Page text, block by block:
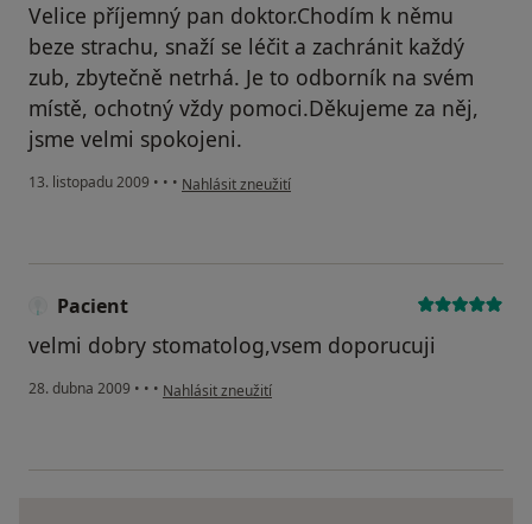
Velice příjemný pan doktor.Chodím k němu
beze strachu, snaží se léčit a zachránit každý
zub, zbytečně netrhá. Je to odborník na svém
místě, ochotný vždy pomoci.Děkujeme za něj,
jsme velmi spokojeni.
13. listopadu 2009 • • • podle názoru uživatele Pacient
Nahlásit zneužití
Pacient
velmi dobry stomatolog,vsem doporucuji
28. dubna 2009 • • • podle názoru uživatele Pacient
Nahlásit zneužití